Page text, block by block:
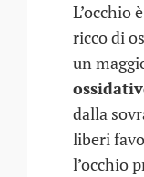
L’occhio
ricco di
un
dalla
liberi
l’occhio